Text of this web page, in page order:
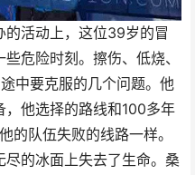
活动上，这位39岁的冒
危险时刻。擦伤、低烧、
中要克服的几个问题。他
，他选择的路线和100多年
的队伍失败的线路一样。
的冰面上失去了生命。桑